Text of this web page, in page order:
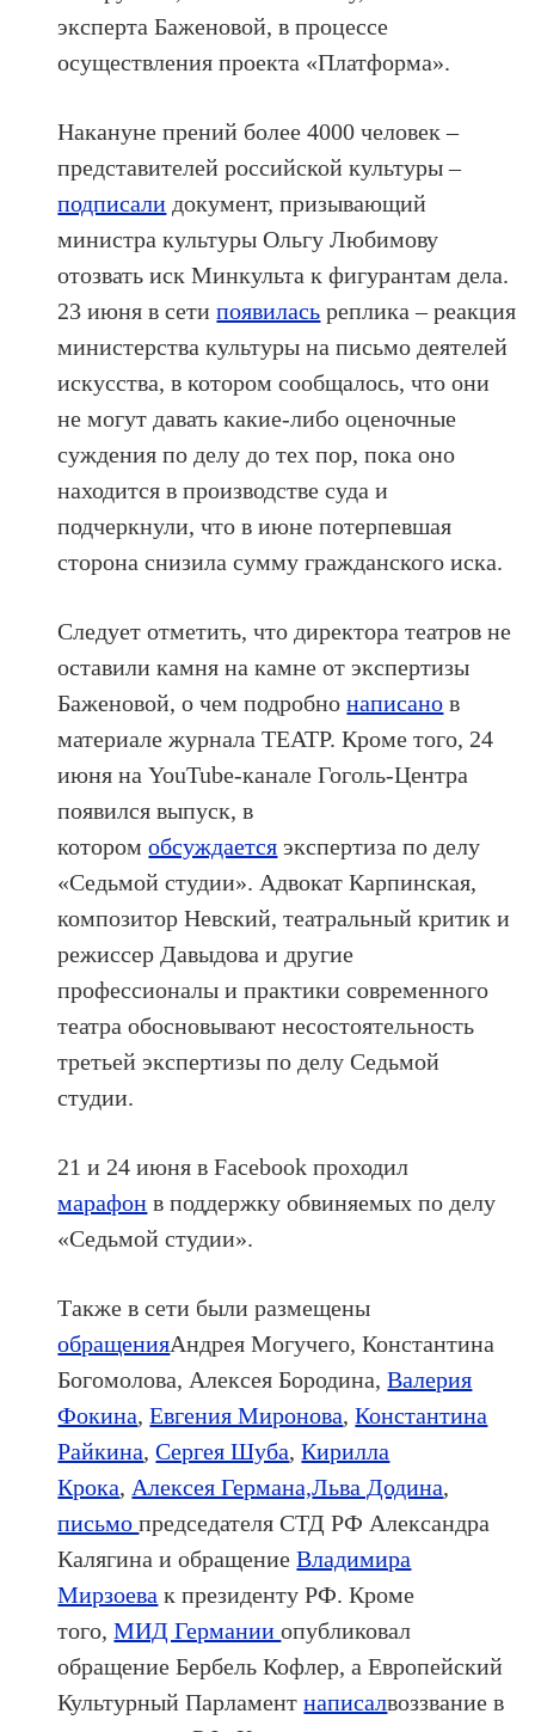
эксперта Баженовой, в процессе
осуществления проекта «Платформа».
Накануне прений более 4000 человек –
представителей российской культуры –
подписали документ, призывающий
министра культуры Ольгу Любимову
отозвать иск Минкульта к фигурантам дела.
23 июня в сетипоявилась реплика – реакция
министерства культуры на письмо деятелей
искусства, в котором сообщалось, что они
не могут давать какие-либо оценочные
суждения по делу до тех пор, пока оно
находится в производстве суда и
подчеркнули, что в июне потерпевшая
сторона снизила сумму гражданского иска.
Следует отметить, что директора театров не
оставили камня на камне от экспертизы
Баженовой, о чем подробнонаписано в
материале журнала ТЕАТР. Кроме того, 24
июня на YouTube-канале Гоголь-Центра
появился выпуск, в
которомобсуждается экспертиза по делу
«Седьмой студии». АдвокатКарпинская,
композитор Невский, театральный критик и
режиссер Давыдова и другие
профессионалы и практики современного
театра обосновывают несостоятельность
третьей экспертизы по делу Седьмой
студии.
21 и 24 июня в Facebook проходил
марафон в поддержку обвиняемых по делу
«Седьмой студии».
Также в сети были размещены
обращенияАндрея Могучего, Константина
Богомолова, Алексея Бородина,Валерия
Фокина,Евгения Миронова,Константина
Райкина,Сергея Шуба,Кирилла
Крока, Алексея Германа,Льва Додина,
письмопредседателя СТД РФ Александра
Калягина и обращениеВладимира
Мирзоева к президенту РФ. Кроме
того,МИД Германииопубликовал
обращение Бербель Кофлер, а Европейский
Культурный Парламентнаписалвоззвание в